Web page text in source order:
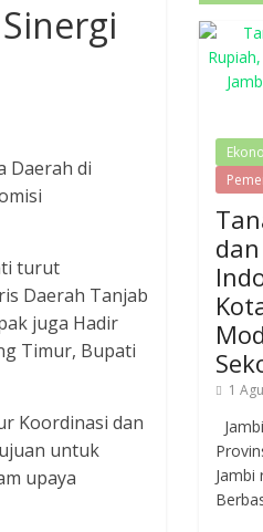
Daerah di
turut
Daerah Tanjab
juga Hadir
Timur, Bupati
Koordinasi dan
untuk
upaya
1